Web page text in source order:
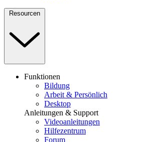
Resourcen
Funktionen
Bildung
Arbeit & Persönlich
Desktop
Anleitungen & Support
Videoanleitungen
Hilfezentrum
Forum